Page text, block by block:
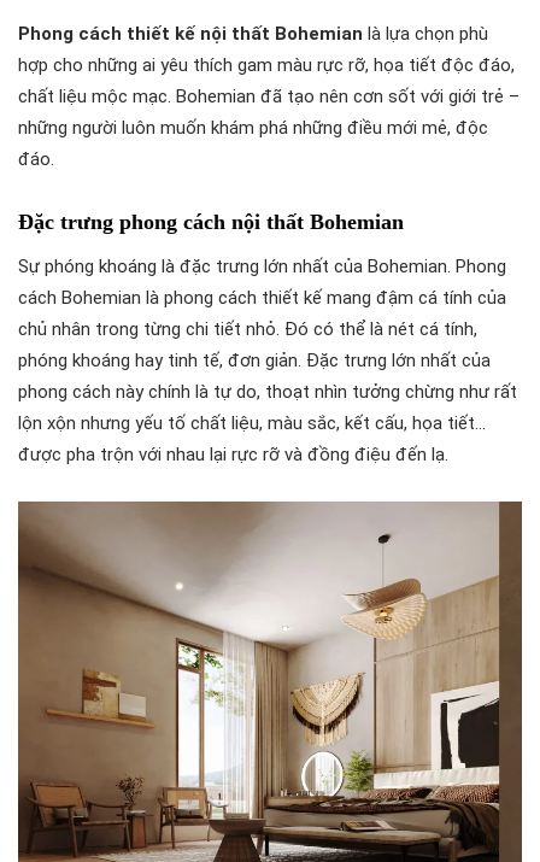
Phong cách thiết kế nội thất Bohemian là lựa chọn phù
hợp cho những ai yêu thích gam màu rực rỡ, họa tiết độc đáo,
chất liệu mộc mạc. Bohemian đã tạo nên cơn sốt với giới trẻ –
những người luôn muốn khám phá những điều mới mẻ, độc
đáo.
Đặc trưng phong cách nội thất Bohemian
Sự phóng khoáng là đặc trưng lớn nhất của Bohemian. Phong
cách Bohemian là phong cách thiết kế mang đậm cá tính của
chủ nhân trong từng chi tiết nhỏ. Đó có thể là nét cá tính,
phóng khoáng hay tinh tế, đơn giản. Đặc trưng lớn nhất của
phong cách này chính là tự do, thoạt nhìn tưởng chừng như rất
lộn xộn nhưng yếu tố chất liệu, màu sắc, kết cấu, họa tiết…
được pha trộn với nhau lại rực rỡ và đồng điệu đến lạ.